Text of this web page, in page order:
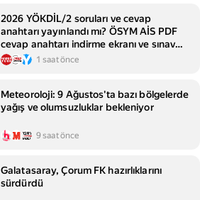
2026 YÖKDİL/2 soruları ve cevap
anahtarı yayınlandı mı? ÖSYM AİS PDF
cevap anahtarı indirme ekranı ve sınav
sonuç açıklanma tarihi
1 saat önce
Meteoroloji: 9 Ağustos'ta bazı bölgelerde
yağış ve olumsuzluklar bekleniyor
9 saat önce
Galatasaray, Çorum FK hazırlıklarını
sürdürdü